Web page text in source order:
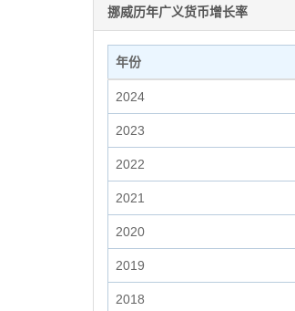
挪威历年广义货币增长率
年份
2024
2023
2022
2021
2020
2019
2018